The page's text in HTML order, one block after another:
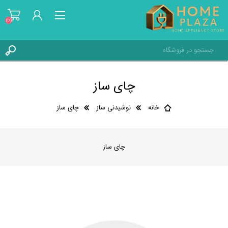
(0)
(0)
چای ساز
خانه نوشیدنی ساز چای ساز
چای ساز